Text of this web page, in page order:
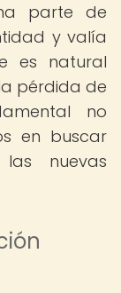
parte de
y valía
es natural
pérdida de
no
en buscar
nuevas